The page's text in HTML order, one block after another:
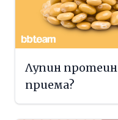
Лупин протеин
приема?